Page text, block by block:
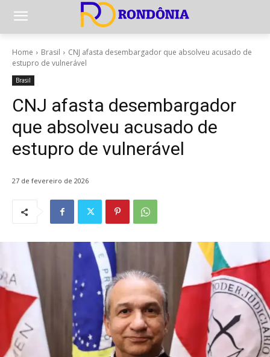
Home Brasil
CNJ afasta desembargador que absolveu acusado de
estupro de vulnerável
Brasil
CNJ afasta desembargador
que absolveu acusado de
estupro de vulnerável
27 de fevereiro de 2026